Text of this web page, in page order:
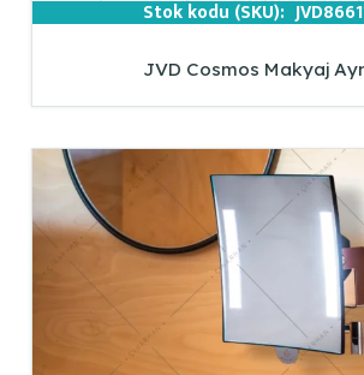
Stok kodu (SKU):
JVD Cosmos Makyaj